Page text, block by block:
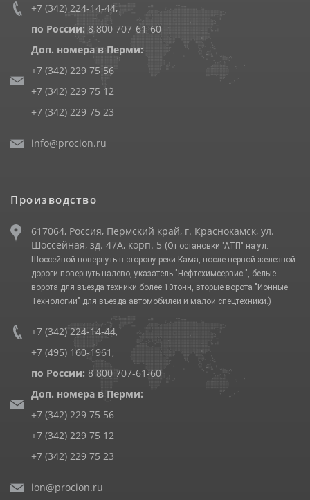
+7 (342) 224-14-44,
по России: 8 800 707-61-60
Доп. номера в Перми:
+7 (342) 229 75 56
+7 (342) 229 75 12
+7 (342) 229 75 23
info@procion.ru
Производство
617064, Россия, Пермский край, г. Краснокамск, ул.
Шоссейная, зд. 47А, корп. 5 (От остановки "АТП" на ул.
Шоссейной повернуть в сторону реки Кама, после первой железной
дороги повернуть налево, указатель "Нефтехимсервис ", белые
ворота для въезда техники более 10тонн, вторые ворота "Ионные
Технологии" для въезда автомобилей и малой спецтехники.)
+7 (342) 224-14-44,
+7 (495) 160-1961 ,
по России: 8 800 707-61-60
Доп. номера в Перми:
+7 (342) 229 75 56
+7 (342) 229 75 12
+7 (342) 229 75 23
ion@procion.ru